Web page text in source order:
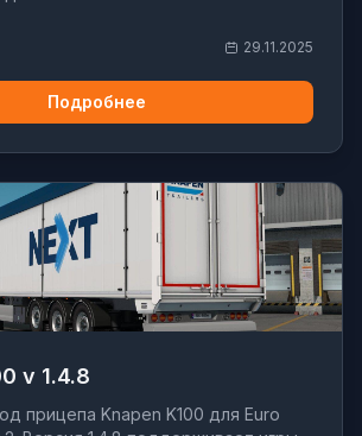
29.11.2025
Подробнее
v 1.4.8
прицепа Knapen K100 для Euro